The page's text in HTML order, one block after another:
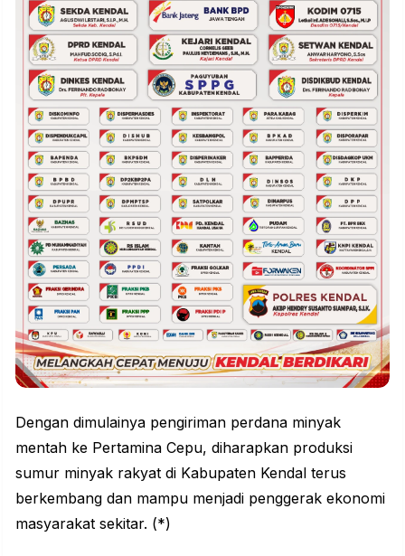
Dengan dimulainya pengiriman perdana minyak
mentah ke Pertamina Cepu, diharapkan produksi
sumur minyak rakyat di Kabupaten Kendal terus
berkembang dan mampu menjadi penggerak ekonomi
masyarakat sekitar. (*)